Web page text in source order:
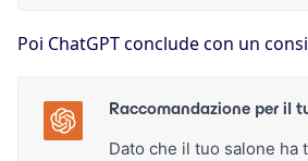
Poi ChatGPT conclude con un
Raccomandazione per il
Dato che il tuo salone ha